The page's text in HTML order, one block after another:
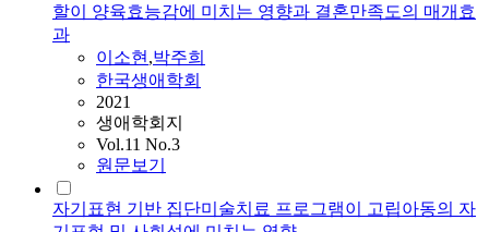
할이 양육효능감에 미치는 영향과 결혼만족도의 매개효
과
이소현,박주희
한국생애학회
2021
생애학회지
Vol.11 No.3
원문보기
자기표현 기반 집단미술치료 프로그램이 고립아동의 자